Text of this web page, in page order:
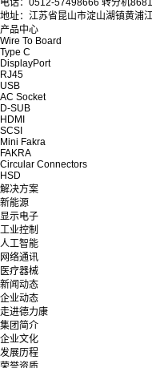
地址：江苏省昆山市淀山湖镇黄浦
产品中心
Wire To Board
Type C
DisplayPort
RJ45
USB
AC Socket
D-SUB
HDMI
SCSI
Mini Fakra
FAKRA
Circular Connectors
HSD
解决方案
新能源
显示电子
工业控制
人工智能
网络通讯
医疗器械
新闻动态
企业动态
走进德力康
集团简介
企业文化
发展历程